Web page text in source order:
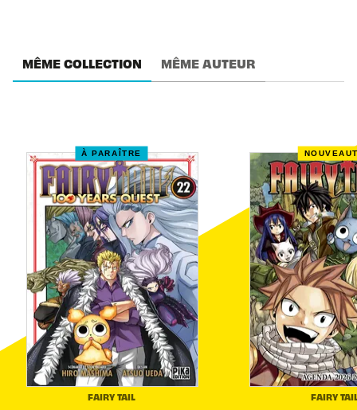
MÊME COLLECTION MÊME AUTEUR
À PARAÎTRE
FAIRY TAIL FAIRY